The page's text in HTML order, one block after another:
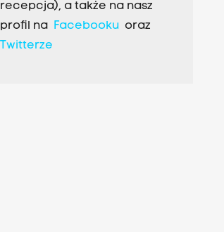
recepcja), a także na nasz
profil na Facebookuoraz
Twitterze